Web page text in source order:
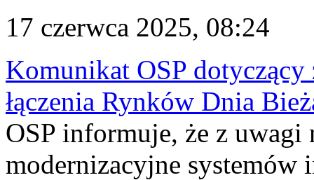
17 czerwca 2025, 08:24
Komunikat OSP dotyczący
łączenia Rynków Dnia
OSP informuje, że z uwagi
modernizacyjne